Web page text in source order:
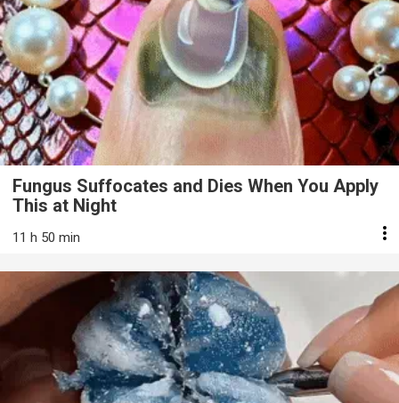
Fungus Suffocates and Dies When You Apply
This at Night
11 h 50 min